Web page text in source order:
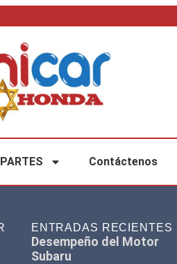
Contáctenos
ENTRADAS RECIENTES
Desempeño del Motor
Subaru